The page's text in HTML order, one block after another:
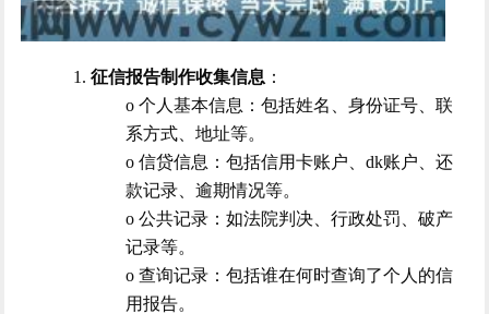
1.征信报告制作收集信息 ：
o 个人基本信息：包括姓名、身份证号、联
系方式、地址等。
o 信贷信息：包括信用卡账户、dk账户、还
款记录、逾期情况等。
o 公共记录：如法院判决、行政处罚、破产
记录等。
o 查询记录：包括谁在何时查询了个人的信
用报告。